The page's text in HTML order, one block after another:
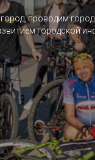
проводим
городской